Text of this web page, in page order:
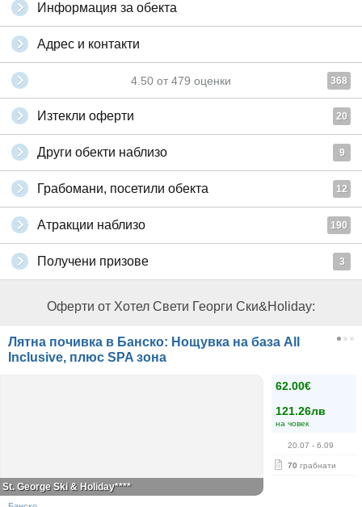
Информация за обекта
Адрес и контакти
4.50 от 479 оценки 368
Изтекли оферти 20
Други обекти наблизо 9
Грабомани, посетили обекта 12
Атракции наблизо 190
Получени призове 3
Оферти от Хотел Свети Георги Ски&Holiday:
Лятна почивка в Банско: Нощувка на база All
Inclusive, плюс SPA зона
62.00€
121.26лв
на човек
20.07 - 6.09
70 грабнати
St. George Ski & Holiday****